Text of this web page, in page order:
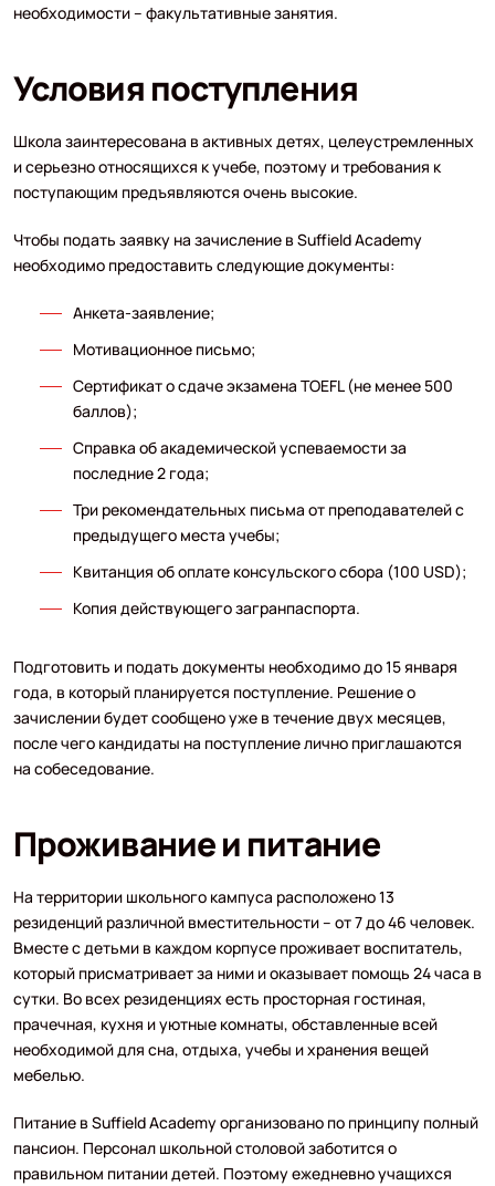
необходимости – факультативные занятия.
Условия поступления
Школа заинтересована в активных детях, целеустремленных
и серьезно относящихся к учебе, поэтому и требования к
поступающим предъявляются очень высокие.
Чтобы подать заявку на зачисление в Suffield Academy
необходимо предоставить следующие документы:
Анкета-заявление;
Мотивационное письмо;
Сертификат о сдаче экзамена TOEFL (не менее 500
баллов);
Справка об академической успеваемости за
последние 2 года;
Три рекомендательных письма от преподавателей с
предыдущего места учебы;
Квитанция об оплате консульского сбора (100 USD);
Копия действующего загранпаспорта.
Подготовить и подать документы необходимо до 15 января
года, в который планируется поступление. Решение о
зачислении будет сообщено уже в течение двух месяцев,
после чего кандидаты на поступление лично приглашаются
на собеседование.
Проживание и питание
На территории школьного кампуса расположено 13
резиденций различной вместительности – от 7 до 46 человек.
Вместе с детьми в каждом корпусе проживает воспитатель,
который присматривает за ними и оказывает помощь 24 часа в
сутки. Во всех резиденциях есть просторная гостиная,
прачечная, кухня и уютные комнаты, обставленные всей
необходимой для сна, отдыха, учебы и хранения вещей
мебелью.
Питание в Suffield Academy организовано по принципу полный
пансион. Персонал школьной столовой заботится о
правильном питании детей. Поэтому ежедневно учащихся